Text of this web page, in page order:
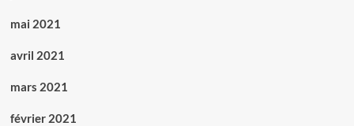
mai 2021
avril 2021
mars 2021
février 2021